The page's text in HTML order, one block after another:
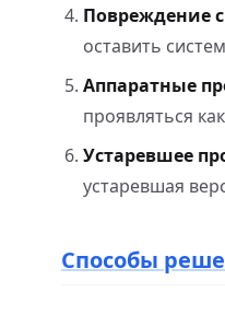
Повреждение
оставить
Аппаратные
проявляться
Устаревшее
устаревшая
Способы